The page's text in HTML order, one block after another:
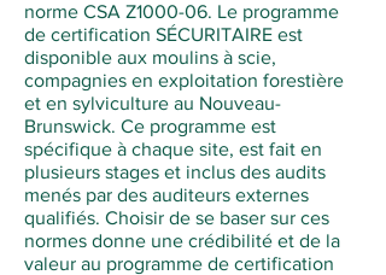
norme CSA Z1000-06. Le programme
de certification SÉCURITAIRE est
disponible aux moulins à scie,
compagnies en exploitation forestière
et en sylviculture au Nouveau-
Brunswick. Ce programme est
spécifique à chaque site, est fait en
plusieurs stages et inclus des audits
menés par des auditeurs externes
qualifiés. Choisir de se baser sur ces
normes donne une crédibilité et de la
valeur au programme de certification